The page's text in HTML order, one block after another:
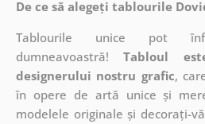
De ce să alegeți tablourile
Tablourile unice pot
dumneavoastră!Tabloul
designerului nostru grafic,
în opere de artă unice și
modelele originale și decorați-